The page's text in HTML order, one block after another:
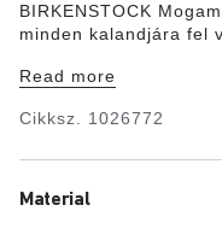
BIRKENSTOCK
minden kalandjára fel
rendkívüli
terepen különösen
Read more
Cikksz. 1026772
Material